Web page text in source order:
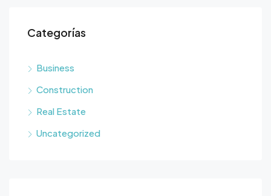
Categorías
Business
Construction
Real Estate
Uncategorized